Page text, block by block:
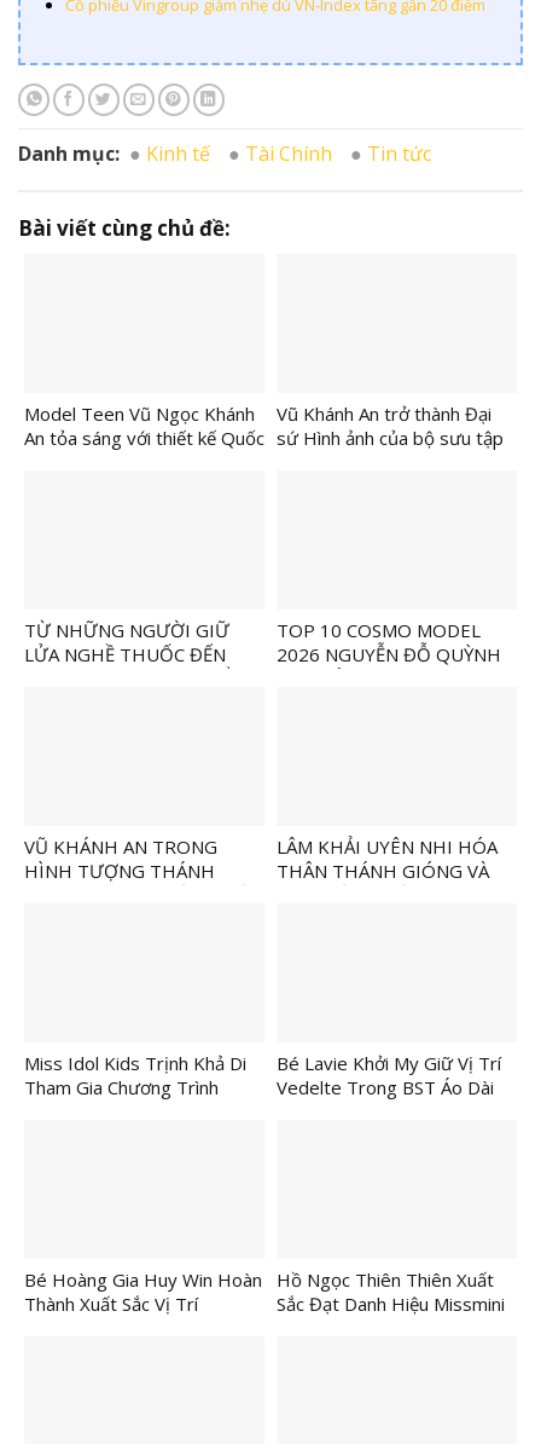
Cổ phiếu Vingroup giảm nhẹ dù VN-Index tăng gần 20 điểm
Danh mục: Kinh tế Tài Chính Tin tức
Bài viết cùng chủ đề:
Model Teen Vũ Ngọc Khánh
An tỏa sáng với thiết kế Quốc
Vũ Khánh An trở thành Đại
sứ Hình ảnh của bộ sưu tập
TỪ NHỮNG NGƯỜI GIỮ
LỬA NGHỀ THUỐC ĐẾN
TOP 10 COSMO MODEL
2026 NGUYỄN ĐỖ QUỲNH
VŨ KHÁNH AN TRONG
HÌNH TƯỢNG THÁNH
LÂM KHẢI UYÊN NHI HÓA
THÂN THÁNH GIÓNG VÀ
Miss Idol Kids Trịnh Khả Di
Tham Gia Chương Trình
Bé Lavie Khởi My Giữ Vị Trí
Vedelte Trong BST Áo Dài
Bé Hoàng Gia Huy Win Hoàn
Thành Xuất Sắc Vị Trí
Hồ Ngọc Thiên Thiên Xuất
Sắc Đạt Danh Hiệu Missmini